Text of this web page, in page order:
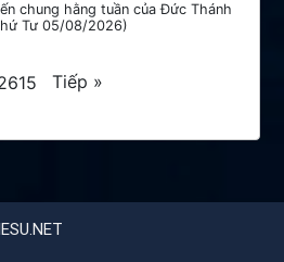
chung hằng tuần của Đức Thánh
Tư 05/08/2026)
Tiếp »